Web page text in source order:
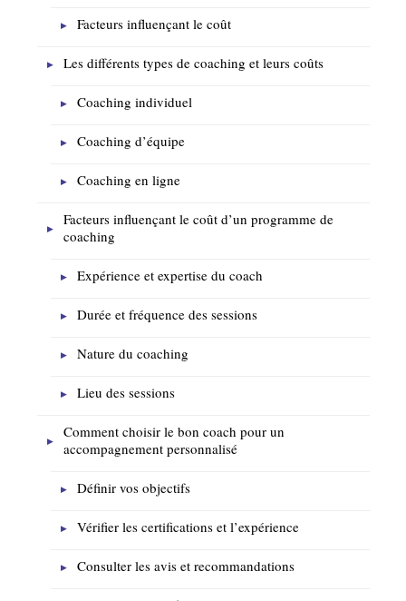
Facteurs influençant le coût
Les différents types de coaching et leurs coûts
Coaching individuel
Coaching d’équipe
Coaching en ligne
Facteurs influençant le coût d’un programme de
coaching
Expérience et expertise du coach
Durée et fréquence des sessions
Nature du coaching
Lieu des sessions
Comment choisir le bon coach pour un
accompagnement personnalisé
Définir vos objectifs
Vérifier les certifications et l’expérience
Consulter les avis et recommandations